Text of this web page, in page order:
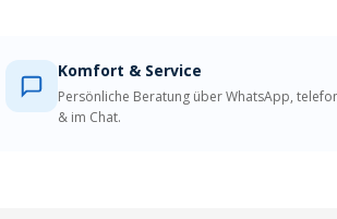
Komfort & Service
Persönliche Beratung über WhatsApp,
& im Chat.